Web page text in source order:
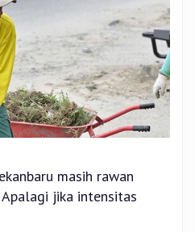
masih rawan
jika intensitas